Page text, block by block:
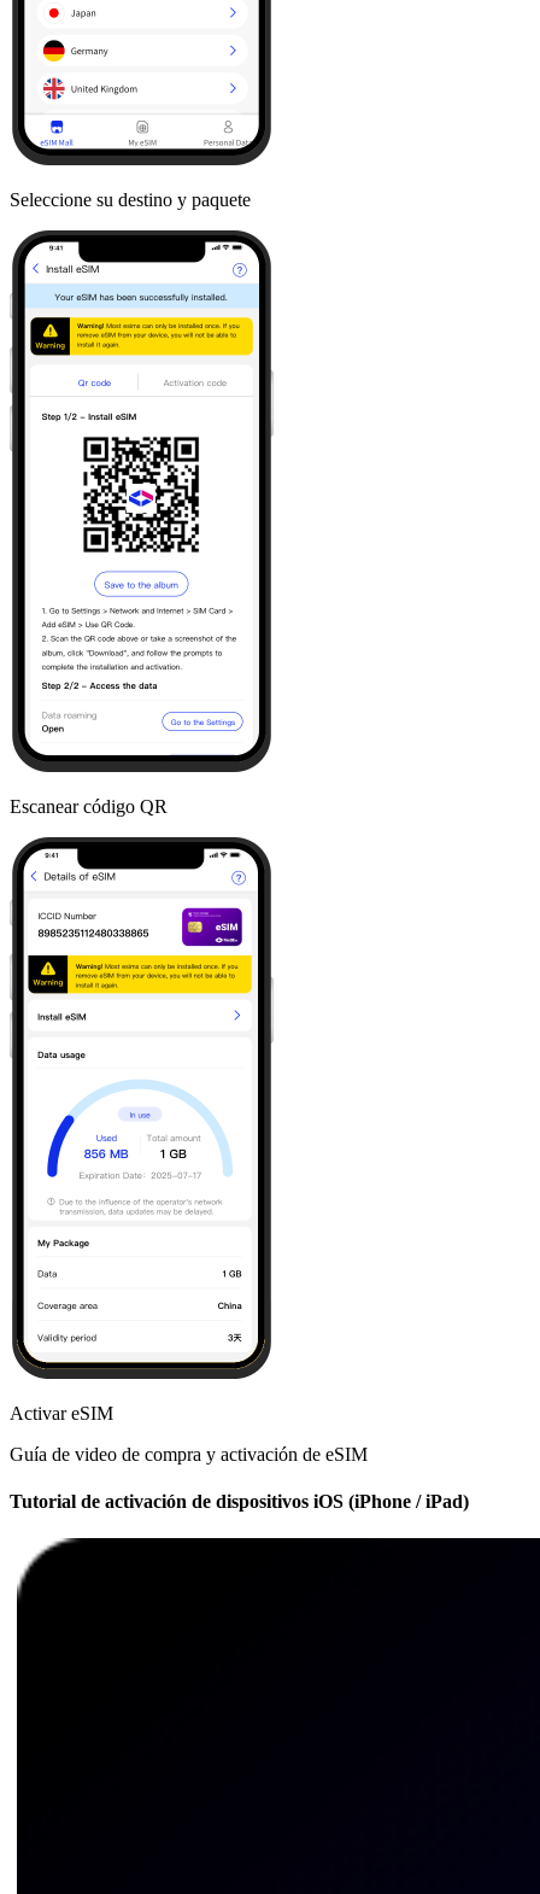
Seleccione su destino y paquete
Escanear código QR
Activar eSIM
Guía de video de compra y activación de eSIM
Tutorial de activación de dispositivos iOS (iPhone / iPad)